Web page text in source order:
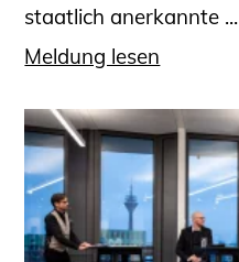
staatlich anerkannte ...
Meldung lesen